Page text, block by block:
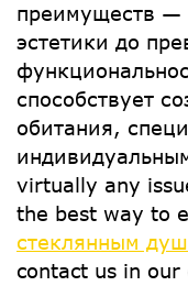
преимуществ —
эстетики до
способствует
обитания,
virtually any
the best way to
стеклянным
contact us in